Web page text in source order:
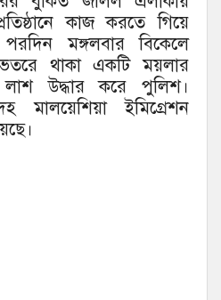
কাজ করতে গিয়ে
মঙ্গলবার বিকেলে
থাকা একটি ময়লার
লাশ উদ্ধার করে পুলিশ।
মালয়েশিয়া ইমিগ্রেশন